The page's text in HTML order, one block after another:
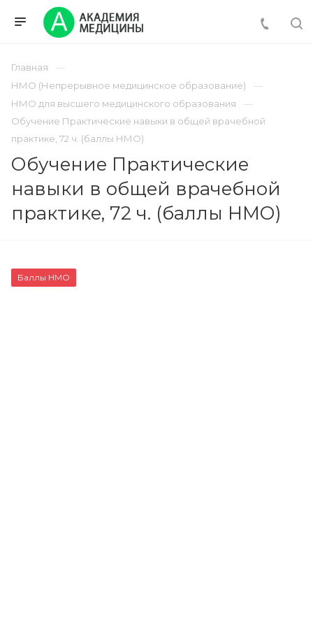
Главная
НМО (Непрерывное медицинское образование)
НМО для высшего медицинского образования
Обучение Практические навыки в общей врачебной
практике, 72 ч. (баллы НМО)
Обучение Практические
навыки в общей врачебной
практике, 72 ч. (баллы НМО)
Баллы НМО